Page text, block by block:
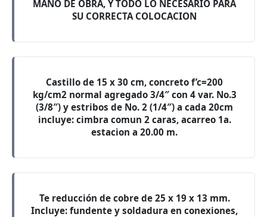
MANO DE OBRA, Y TODO LO NECESARIO PARA
SU CORRECTA COLOCACION
Castillo de 15 x 30 cm, concreto f’c=200
kg/cm2 normal agregado 3/4″ con 4 var. No.3
(3/8″) y estribos de No. 2 (1/4″) a cada 20cm
incluye: cimbra comun 2 caras, acarreo 1a.
estacion a 20.00 m.
Te reducción de cobre de 25 x 19 x 13 mm.
Incluye: fundente y soldadura en conexiones,